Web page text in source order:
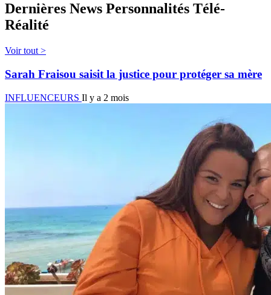
Dernières News Personnalités Télé-
Réalité
Voir tout >
Sarah Fraisou saisit la justice pour protéger sa mère
INFLUENCEURS Il y a 2 mois